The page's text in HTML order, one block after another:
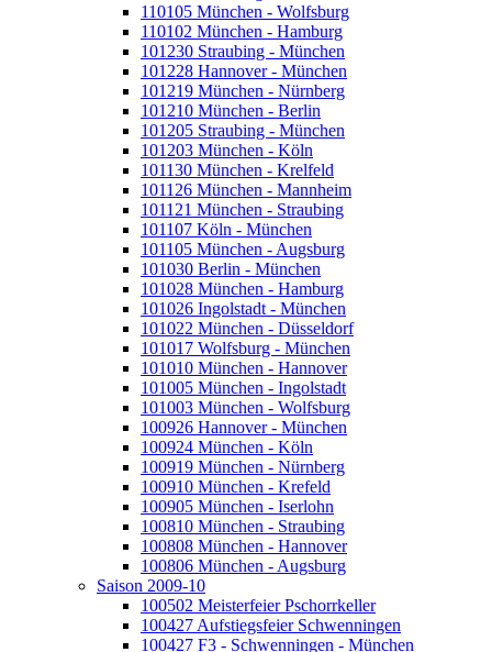
110105 München - Wolfsburg
110102 München - Hamburg
101230 Straubing - München
101228 Hannover - München
101219 München - Nürnberg
101210 München - Berlin
101205 Straubing - München
101203 München - Köln
101130 München - Krelfeld
101126 München - Mannheim
101121 München - Straubing
101107 Köln - München
101105 München - Augsburg
101030 Berlin - München
101028 München - Hamburg
101026 Ingolstadt - München
101022 München - Düsseldorf
101017 Wolfsburg - München
101010 München - Hannover
101005 München - Ingolstadt
101003 München - Wolfsburg
100926 Hannover - München
100924 München - Köln
100919 München - Nürnberg
100910 München - Krefeld
100905 München - Iserlohn
100810 München - Straubing
100808 München - Hannover
100806 München - Augsburg
Saison 2009-10
100502 Meisterfeier Pschorrkeller
100427 Aufstiegsfeier Schwenningen
100427 F3 - Schwenningen - München